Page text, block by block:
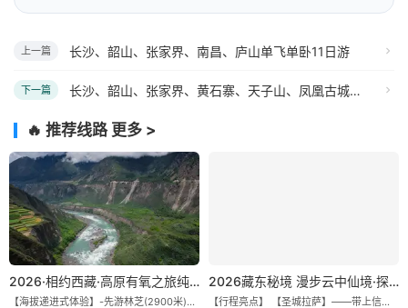
上一篇 长沙、韶山、张家界、南昌、庐山单飞单卧11日游
下一篇 长沙、韶山、张家界、黄石寨、天子山、凤凰古城、武汉单飞单卧10日游
🔥 推荐线路 更多 >
2026·相约西藏·高原有氧之旅纯玩9/11日游
【海拔递进式体验】-先游林芝(2900米)再访拉萨(3650米)，亲测 99%游客零高反 。 【贴心保障】-全程配备便携式制氧机，高反根本不是事儿 ！ 【无人机航拍】-雪山/圣湖/峡谷/古寺民俗深度串联，「随车航拍」大片呈现 。 【特色美食】-石锅鸡热腾腾的烟火气，当地特色烤羊宴，欢快的篝火歌舞 。 【沉浸式体验】-赠送藏装旅拍，夜游布达拉宫，让旅程成为有温度的记忆 。 【绝美风光】-醉美318穿越云端，林芝秘境藏地江南，羊卓雍措上帝打翻的调色盘 。
2026藏东秘境 漫步云中仙境·探秘世外桃源·纯玩11/13日
【行程亮点】 【圣城拉萨】——带上信心与信仰去西藏，行吟拉萨，感受这座城与生俱来的与众不同！ 【布达拉宫】——集宫殿城堡寺院于一体的宏伟建筑，是西藏最完整的古代宫堡建筑群！ 【巴松措】——西藏首个自然风景类国家5A级旅游风景区 【鲁朗小镇】——藏语龙王谷，神仙居住的地方 【米堆冰川】——中国三大海洋冰川之一 【然乌湖】——静谧然乌，它的静和蓝远近闻名！ 【莲花秘境墨脱】——隐藏的莲花、云里雾里，雪山之下，被称为“中国最后一个世外桃源”。 【雅鲁藏布大峡谷】——世界最深最长的河流峡谷，地球上“最后的秘境”，“最美的伤痕”！ 【索松村】——索松村位于西藏林芝地区，是一个被誉为“藏地最美村庄”的地方！ 【南迦巴瓦峰】——南迦巴瓦峰用“长矛直刺苍穹”形容它，尤其它的日落金山，气吞山河 【特别赠送】——藏装写真、哈达礼遇、缓解高反 便携式氧气1瓶/人